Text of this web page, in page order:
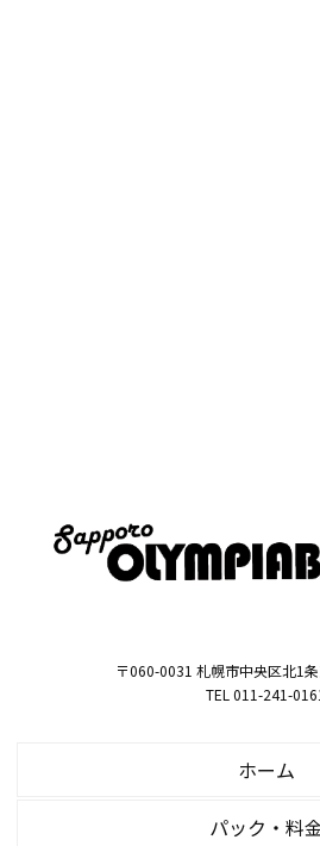
〒060-0031 札幌市中央区北1
TEL 011-241-
ホーム
パック・料